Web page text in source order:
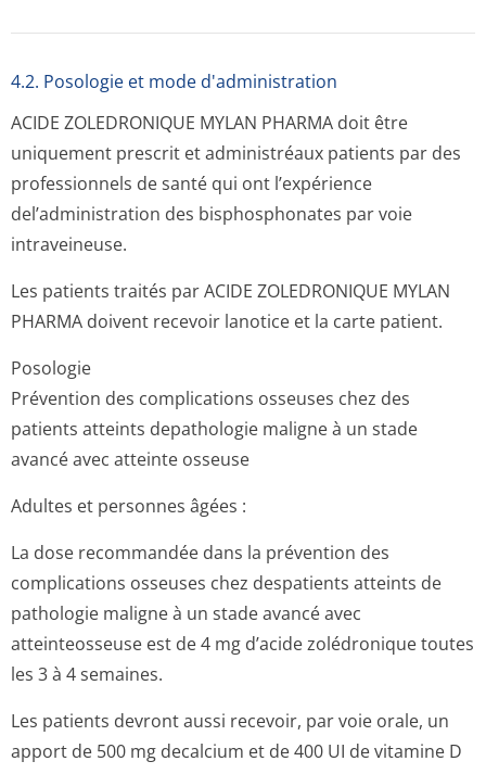
4.2. Posologie et mode d'administration
ACIDE ZOLEDRONIQUE MYLAN PHARMA doit être
uniquement prescrit et administréaux patients par des
professionnels de santé qui ont l’expérience
del’administration des bisphosphonates par voie
intraveineuse.
Les patients traités par ACIDE ZOLEDRONIQUE MYLAN
PHARMA doivent recevoir lanotice et la carte patient.
Posologie
Prévention des complications osseuses chez des
patients atteints depathologie maligne à un stade
avancé avec atteinte osseuse
Adultes et personnes âgées :
La dose recommandée dans la prévention des
complications osseuses chez despatients atteints de
pathologie maligne à un stade avancé avec
atteinteosseuse est de 4 mg d’acide zolédronique toutes
les 3 à 4 semaines.
Les patients devront aussi recevoir, par voie orale, un
apport de 500 mg decalcium et de 400 UI de vitamine D